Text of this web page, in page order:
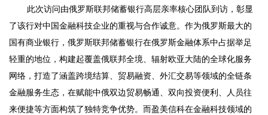
此次访问由俄罗斯联邦储蓄银行高层亲率核心团队到访，彰显
了该行对中国金融科技企业的重视与合作诚意。作为俄罗斯最大的
国有商业银行，俄罗斯联邦储蓄银行在俄罗斯金融体系中占据举足
轻重的地位，构建起覆盖俄联邦全境、辐射欧亚大陆的全球化服务
网络，打造了涵盖跨境结算、贸易融资、外汇交易等领域的全链条
金融服务生态，在赋能中俄双边贸易畅通、双向投资便利、人员往
来便捷等方面构筑了独特竞争优势。而盈美信科在金融科技领域的